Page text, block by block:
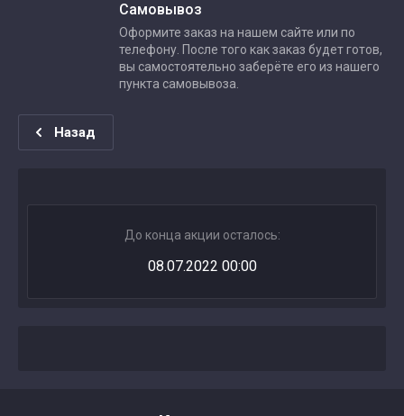
До конца акции осталось:
08.07.2022 00:00
Самовывоз
Оформите заказ на нашем сайте или по
телефону. После того как заказ будет готов,
вы самостоятельно заберёте его из нашего
пункта самовывоза.
Назад